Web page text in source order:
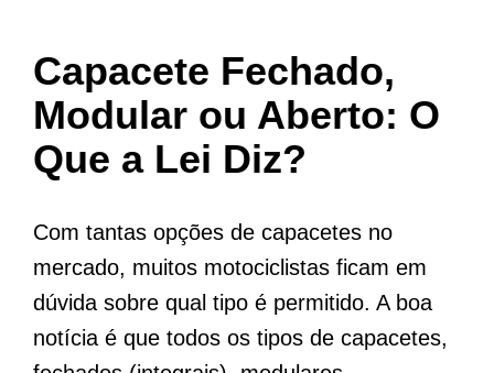
Capacete Fechado,
Modular ou Aberto: O
Que a Lei Diz?
Com tantas opções de capacetes no
mercado, muitos motociclistas ficam em
dúvida sobre qual tipo é permitido. A boa
notícia é que todos os tipos de capacetes,